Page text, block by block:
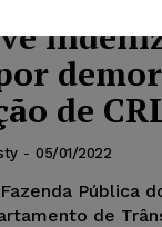
de
- 05/01/2022
Pública
de